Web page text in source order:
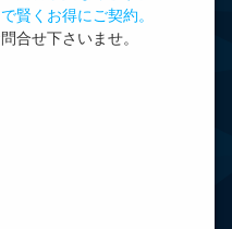
賢くお得にご契約。
合せ下さいませ。